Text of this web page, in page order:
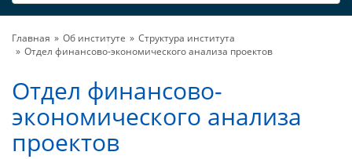
Главная Об институте
Структура института
Отдел финансово-экономического анализа проектов
Отдел финансово-
экономического анализа
проектов